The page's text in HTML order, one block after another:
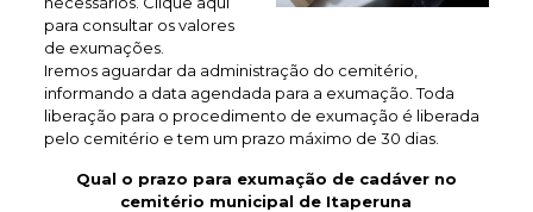
para consultar os valores
de exumações.
Iremos aguardar da administração do cemitério,
informando a data agendada para a exumação. Toda
liberação para o procedimento de exumação é liberada
pelo cemitério e tem um prazo máximo de 30 dias.
Qual o prazo para exumação de cadáver no
cemitério municipal de Itaperuna